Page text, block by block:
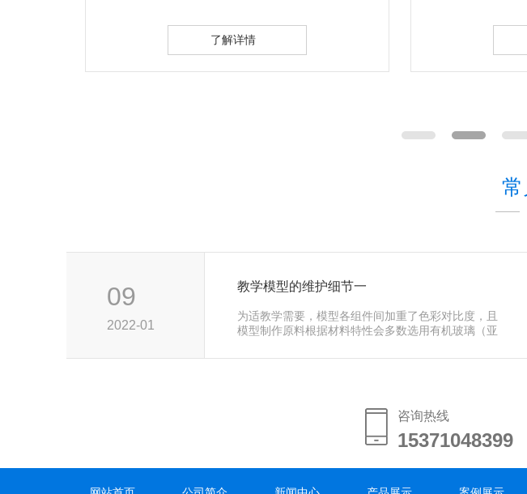
了解详情
09
2022-01
教学模型的维护细节一
为适教学需要，模型各组件间加重了色彩对比度，且
模型制作原料根据材料特性会多数选用有机玻璃（亚
咨询热线
15371048399
15371048399